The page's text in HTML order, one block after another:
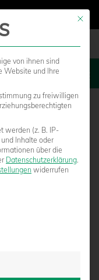
ZU
Mit
von ihnen sind
Website und Ihre
zu freiwilligen
werden (z. B. IP-
Inhalte oder
über die
Datenschutzerklärung.
widerrufen
für die eine